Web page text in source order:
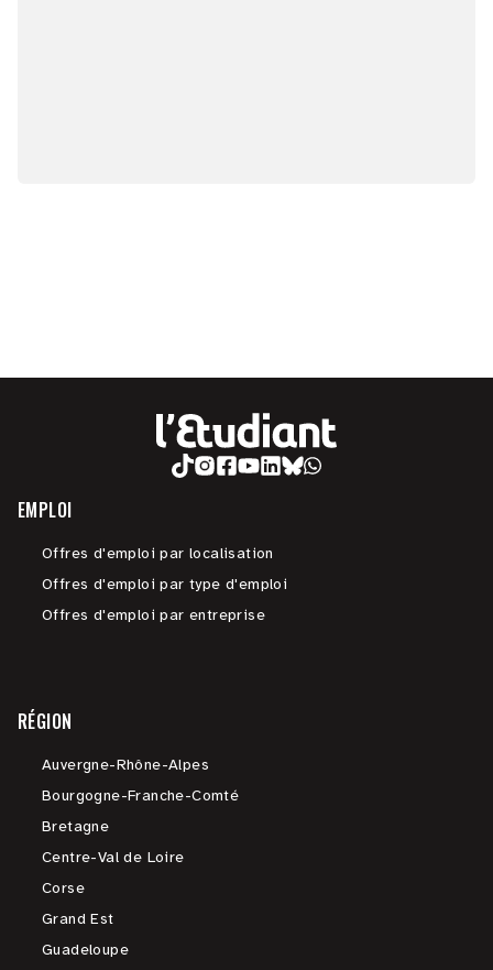
EMPLOI
Offres d'emploi par localisation
Offres d'emploi par type d'emploi
Offres d'emploi par entreprise
RÉGION
Auvergne-Rhône-Alpes
Bourgogne-Franche-Comté
Bretagne
Centre-Val de Loire
Corse
Grand Est
Guadeloupe